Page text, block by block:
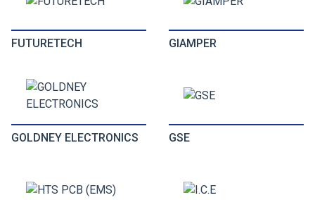
FUTURETECH GIAMPER
GOLDNEY ELECTRONICS GSE